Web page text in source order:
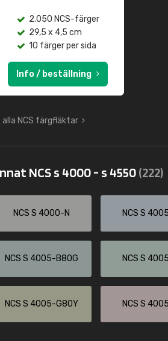
2.050 NCS-färger
29,5 x 4,5 cm
10 färger per sida
Info / beställning
alla NCS färgfläktar
NCS s 4000 - s 4550(222)
NCS S 4000-N NCS S
NCS S 4005-B80G NCS S
NCS S 4005-G80Y NCS S